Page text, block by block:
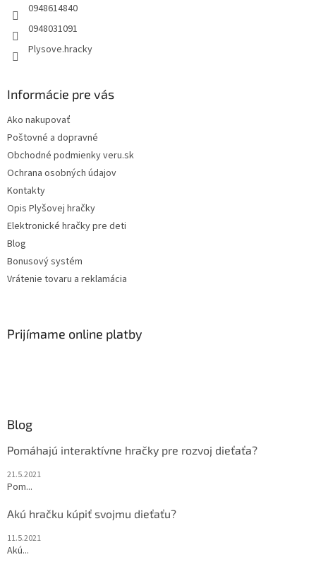
0948614840
0948031091
Plysove.hracky
Informácie pre vás
Ako nakupovať
Poštovné a dopravné
Obchodné podmienky veru.sk
Ochrana osobných údajov
Kontakty
Opis Plyšovej hračky
Elektronické hračky pre deti
Blog
Bonusový systém
Vrátenie tovaru a reklamácia
Prijímame online platby
Blog
Pomáhajú interaktívne hračky pre rozvoj dieťaťa?
21.5.2021
Pom...
Akú hračku kúpiť svojmu dieťaťu?
11.5.2021
Akú...